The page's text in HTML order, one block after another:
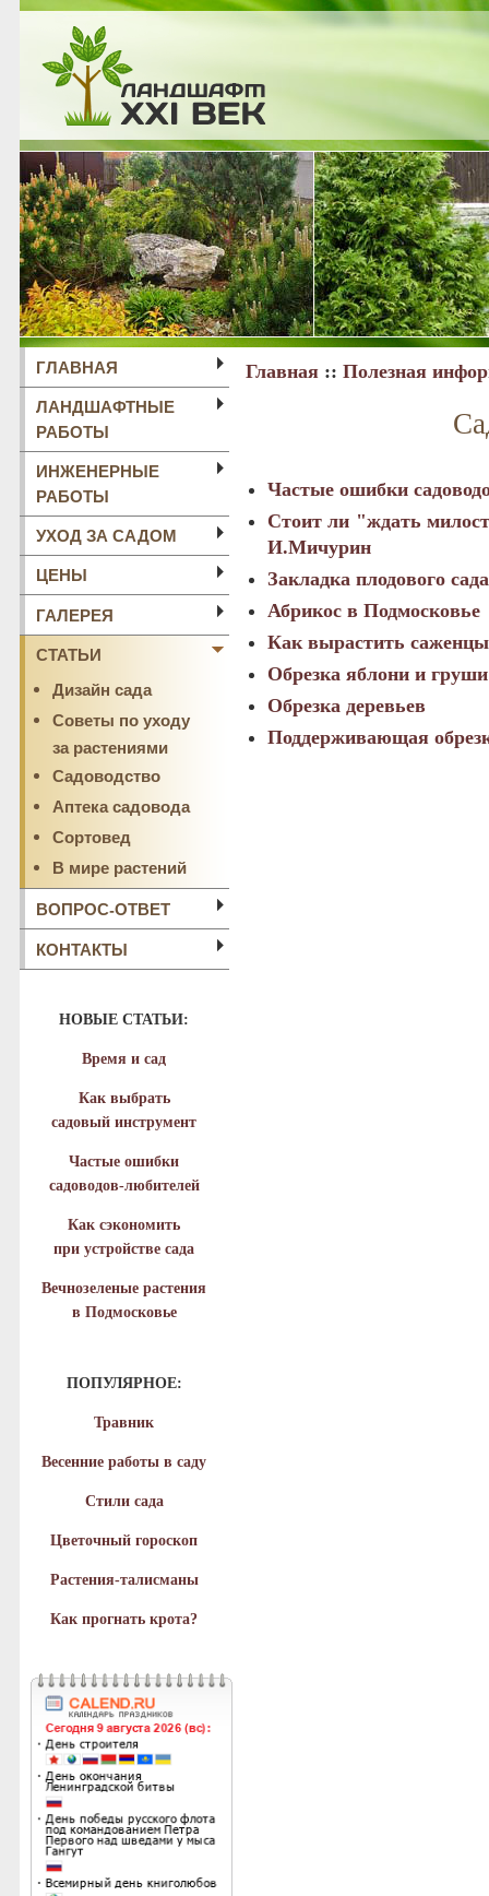
ГЛАВНАЯ
ЛАНДШАФТНЫЕ
РАБОТЫ
ИНЖЕНЕРНЫЕ
РАБОТЫ
УХОД ЗА САДОМ
ЦЕНЫ
ГАЛЕРЕЯ
СТАТЬИ
Дизайн сада
Советы по уходу
за растениями
Садоводство
Аптека садовода
Сортовед
В мире растений
ВОПРОС-ОТВЕТ
КОНТАКТЫ
НОВЫЕ СТАТЬИ:
Время и сад
Как выбрать
садовый инструмент
Частые ошибки
садоводов-любителей
Как сэкономить
при устройстве сада
Вечнозеленые растения
в Подмосковье
ПОПУЛЯРНОЕ:
Травник
Весенние работы в саду
Стили сада
Цветочный гороскоп
Растения-талисманы
Как прогнать крота?
Главная:: Полезная
Частые ошибки
Стоит ли "ждать
И.Мичурин
Закладка плодового сада
Абрикос в Подмосковье
Как вырастить саженцы
Обрезка яблони и груши
Обрезка деревьев
Поддерживающая